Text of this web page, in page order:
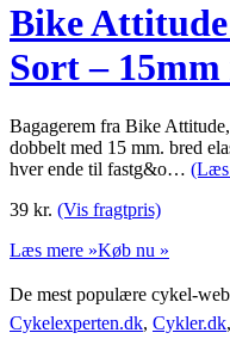
Bike Attitude
Sort – 15mm
Bagagerem fra Bike
dobbelt med 15 mm. bred
hver ende til fastg&o… (Læs
39 kr. (Vis fragtpris)
Læs mere »Køb nu »
De mest populære cykel-
Cykelexperten.dk, Cykler.dk,